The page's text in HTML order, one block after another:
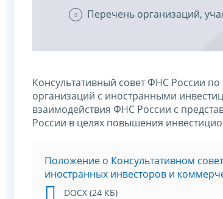
Перечень организаций,
Консультативный совет ФНС России
организаций с иностранными
взаимодействия ФНС России с
России в целях повышения
Положение о Консультативном
иностранных инвесторов и
DOCX (24 КБ)